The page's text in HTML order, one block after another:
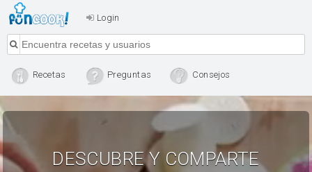
Login
Recetas Preguntas Consejos
DESCUBRE Y COMPARTE